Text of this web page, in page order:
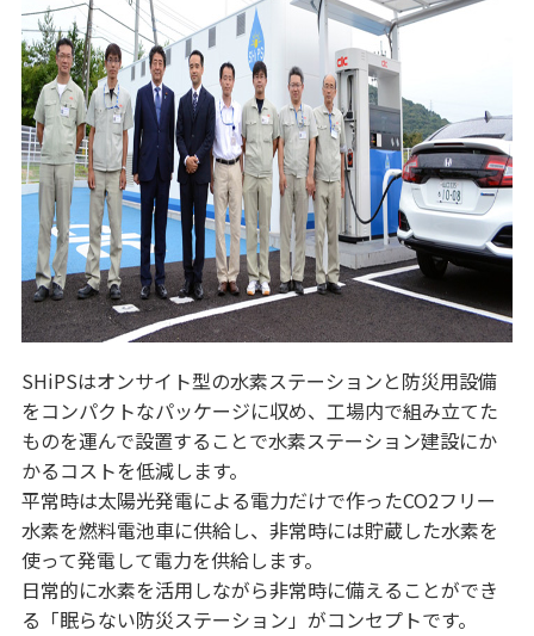
SHiPSはオンサイト型の水素ステーションと防災用設備
をコンパクトなパッケージに収め、工場内で組み立てた
ものを運んで設置することで水素ステーション建設にか
かるコストを低減します。
平常時は太陽光発電による電力だけで作ったCO2フリー
水素を燃料電池車に供給し、非常時には貯蔵した水素を
使って発電して電力を供給します。
日常的に水素を活用しながら非常時に備えることができ
る「眠らない防災ステーション」がコンセプトです。